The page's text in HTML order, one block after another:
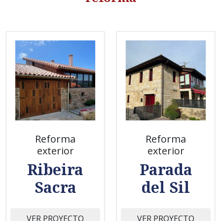
Reforma
exterior
Ribeira
Sacra
VER PROYECTO
Reforma
exterior
Parada
del Sil
VER PROYECTO